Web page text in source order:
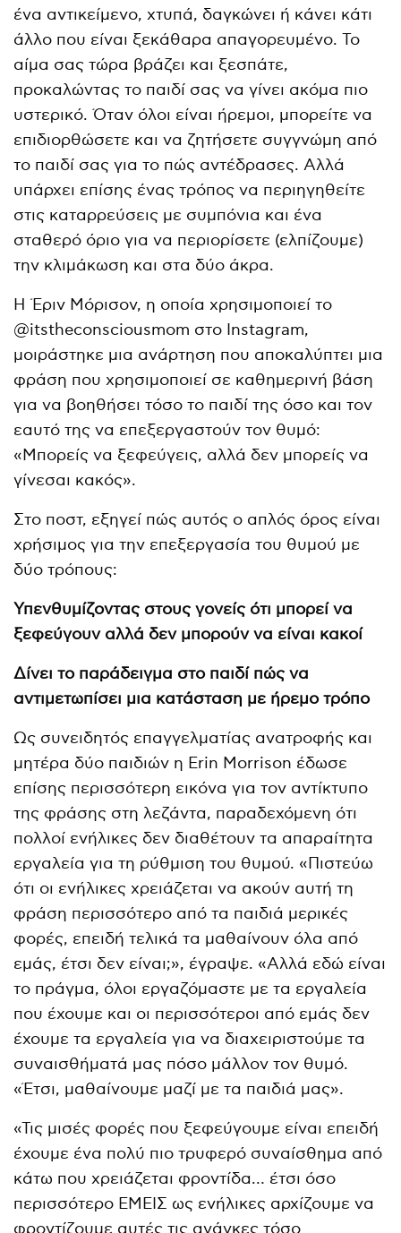
ένα αντικείμενο, χτυπά, δαγκώνει ή κάνει κάτι
άλλο που είναι ξεκάθαρα απαγορευμένο. Το
αίμα σας τώρα βράζει και ξεσπάτε,
προκαλώντας το παιδί σας να γίνει ακόμα πιο
υστερικό. Όταν όλοι είναι ήρεμοι, μπορείτε να
επιδιορθώσετε και να ζητήσετε συγγνώμη από
το παιδί σας για το πώς αντέδρασες. Αλλά
υπάρχει επίσης ένας τρόπος να περιηγηθείτε
στις καταρρεύσεις με συμπόνια και ένα
σταθερό όριο για να περιορίσετε (ελπίζουμε)
την κλιμάκωση και στα δύο άκρα.
Η Έριν Μόρισον, η οποία χρησιμοποιεί το
@itstheconsciousmom στο Instagram,
μοιράστηκε μια ανάρτηση που αποκαλύπτει μια
φράση που χρησιμοποιεί σε καθημερινή βάση
για να βοηθήσει τόσο το παιδί της όσο και τον
εαυτό της να επεξεργαστούν τον θυμό:
«Μπορείς να ξεφεύγεις, αλλά δεν μπορείς να
γίνεσαι κακός».
Στο ποστ, εξηγεί πώς αυτός ο απλός όρος είναι
χρήσιμος για την επεξεργασία του θυμού με
δύο τρόπους:
Υπενθυμίζοντας στους γονείς ότι μπορεί να
ξεφεύγουν αλλά δεν μπορούν να είναι κακοί
Δίνει το παράδειγμα στο παιδί πώς να
αντιμετωπίσει μια κατάσταση με ήρεμο τρόπο
Ως συνειδητός επαγγελματίας ανατροφής και
μητέρα δύο παιδιών η Erin Morrison έδωσε
επίσης περισσότερη εικόνα για τον αντίκτυπο
της φράσης στη λεζάντα, παραδεχόμενη ότι
πολλοί ενήλικες δεν διαθέτουν τα απαραίτητα
εργαλεία για τη ρύθμιση του θυμού. «Πιστεύω
ότι οι ενήλικες χρειάζεται να ακούν αυτή τη
φράση περισσότερο από τα παιδιά μερικές
φορές, επειδή τελικά τα μαθαίνουν όλα από
εμάς, έτσι δεν είναι;», έγραψε. «Αλλά εδώ είναι
το πράγμα, όλοι εργαζόμαστε με τα εργαλεία
που έχουμε και οι περισσότεροι από εμάς δεν
έχουμε τα εργαλεία για να διαχειριστούμε τα
συναισθήματά μας πόσο μάλλον τον θυμό.
«Έτσι, μαθαίνουμε μαζί με τα παιδιά μας».
«Τις μισές φορές που ξεφεύγουμε είναι επειδή
έχουμε ένα πολύ πιο τρυφερό συναίσθημα από
κάτω που χρειάζεται φροντίδα… έτσι όσο
περισσότερο ΕΜΕΙΣ ως ενήλικες αρχίζουμε να
φροντίζουμε αυτές τις ανάγκες τόσο